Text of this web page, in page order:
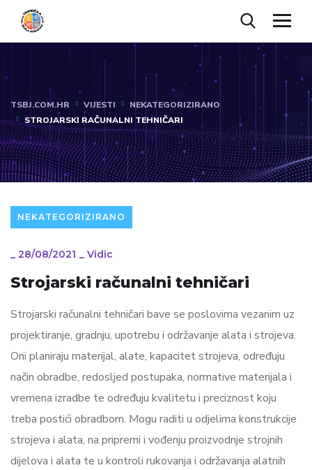
TSBJ.COM.HR VIJESTI
NEKATEGORIZIRANO
STROJARSKI RAČUNALNI TEHNIČARI
NEKATEGORIZIRANO
_ 28/08/2021 _ Vidic
Strojarski računalni tehničari
Strojarski računalni tehničari bave se poslovima vezanim uz
projektiranje, gradnju, upotrebu i održavanje alata i strojeva.
Oni planiraju materijal, alate, kapacitet strojeva, određuju
način obradbe, redosljed postupaka, normative materijala i
vremena izradbe te određuju kvalitetu i preciznost koju
treba postići obradbom. Mogu raditi u odjelima konstrukcije
strojeva i alata, na pripremi i vođenju proizvodnje strojnih
dijelova i alata te u kontroli rukovanja i održavanja alatnih